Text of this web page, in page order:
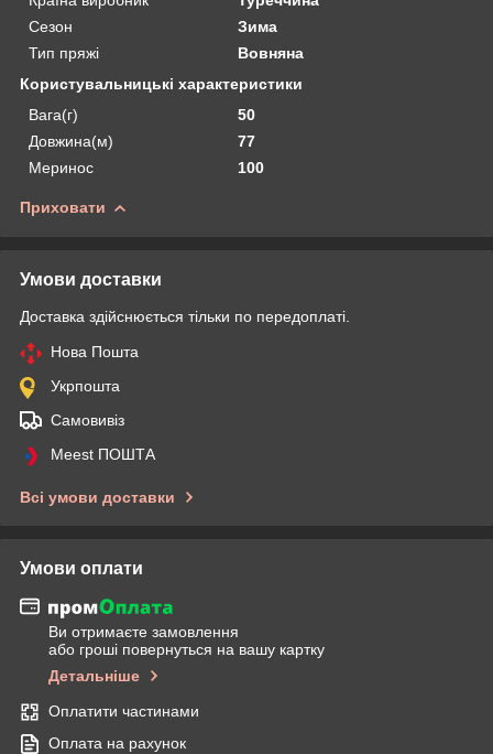
Сезон
Зима
Тип пряжі
Вовняна
Користувальницькі характеристики
Вага(г)
50
Довжина(м)
77
Меринос
100
Приховати
Умови доставки
Доставка здійснюється тільки по передоплаті.
Нова Пошта
Укрпошта
Самовивіз
Meest ПОШТА
Всі умови доставки
Умови оплати
Ви отримаєте замовлення
або гроші повернуться на вашу картку
Детальніше
Оплатити частинами
Оплата на рахунок